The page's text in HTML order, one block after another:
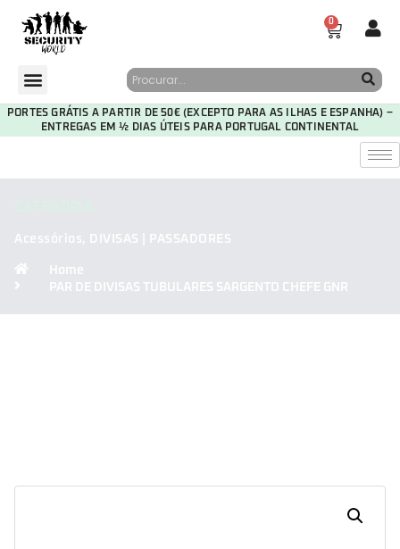
0
PORTES GRÁTIS A PARTIR DE 50€ (EXCEPTO PARA AS ILHAS E ESPANHA) –
ENTREGAS EM ½ DIAS ÚTEIS PARA PORTUGAL CONTINENTAL
Acessórios, DIVISAS | PASSADORES
Home
PAR DE DIVISAS TUBULARES SARGENTO CHEFE GNR